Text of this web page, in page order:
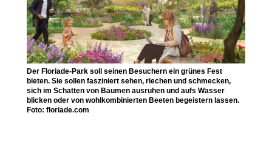
Der Floriade-Park soll seinen Besuchern ein grünes Fest
bieten. Sie sollen fasziniert sehen, riechen und schmecken,
sich im Schatten von Bäumen ausruhen und aufs Wasser
blicken oder von wohlkombinierten Beeten begeistern lassen.
Foto: floriade.com